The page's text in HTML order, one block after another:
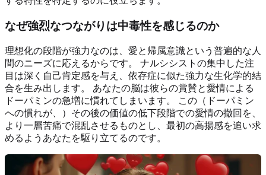
なぜ強烈なつながりは中毒性を感じるのか
理想化の段階が強力なのは、愛と帰属意識という普遍的な人
間のニーズに応えるからです。 ナルシシストの集中した注
目は深く自己肯定感を与え、依存症に似た強力な生化学的結
合を生み出します。 あなたの脳は彼らの賞賛と愛情による
ドーパミンの急増に慣れてしまいます。 この（ドーパミン
への慣れが、）その後の価値の低下段階での愛情の撤回を、
より一層苦痛で混乱させるものとし、最初の高揚感を追い求
めるようあなたを駆り立てるのです。